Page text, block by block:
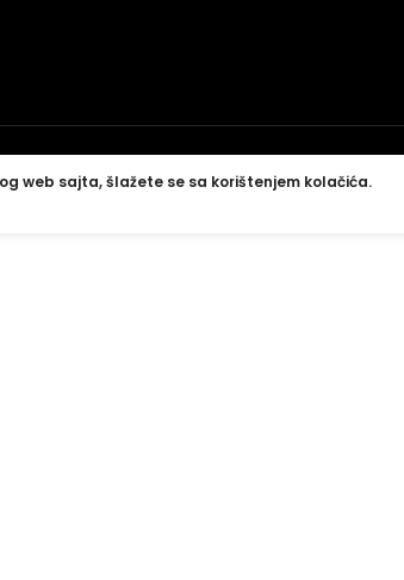
web sajta, šlažete se sa korištenjem kolačića.